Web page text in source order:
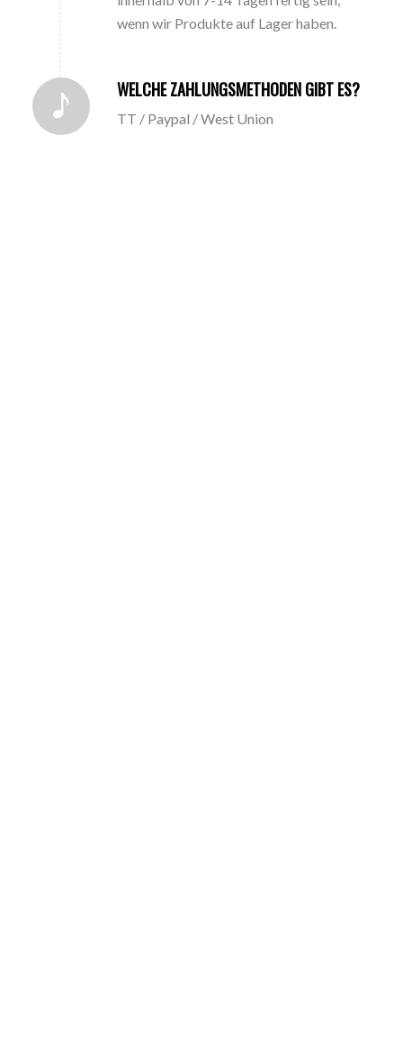
wenn wir Produkte auf Lager haben.
WELCHE ZAHLUNGSMETHODEN GIBT ES?
TT / Paypal / West Union